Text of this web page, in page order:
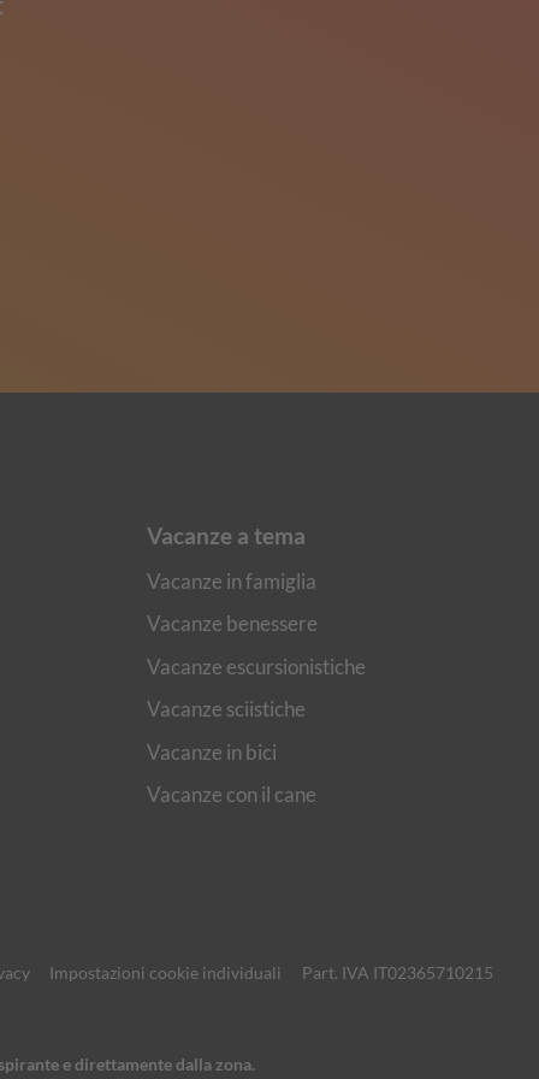
Vacanze a tema
Vacanze in famiglia
Vacanze benessere
Vacanze escursionistiche
Vacanze sciistiche
Vacanze in bici
Vacanze con il cane
Part. IVA IT02365710215
Impostazioni cookie individuali
e direttamente dalla zona.